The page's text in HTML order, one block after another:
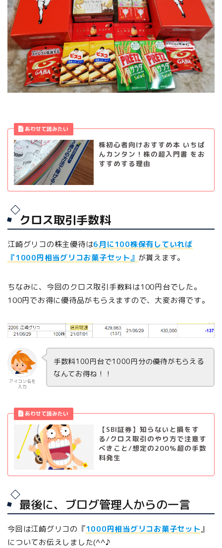
株初心者向けおすすめ本 いちば
んカンタン！株の超入門書 をお
すすめする理由
クロス取引手数料
江崎グリコの株主優待は6月に100株保有していれば
『1000円相当グリコお菓子セット』 が貰えます。
ちなみに、今回のクロス取引手数料は100円台でした。
100円でお得に優待品がもらえますので、大変お得です。
アイコン名を
入力
手数料100円台で1000円分の優待がもらえる
なんてお得ね！！
【SBI証券】知らないと損をす
る/クロス取引のやり方で注意す
べきこと/想定の200％超の手数
料発生
最後に、ブログ管理人からの一言
今回は江崎グリコの『1000円相当グリコお菓子セット』
についてお伝えしました(^^♪